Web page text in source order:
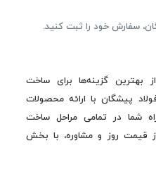
سفارش خود را ثبت کنید.
بهترین گزینه‌ها برای ساخت
پیشگان با ارائه محصولات
شما در تمامی مراحل ساخت
قیمت روز و مشاوره، با بخش